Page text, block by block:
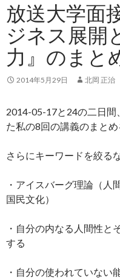
放送大学面
ジネス展開
力』のまと
2014年5月29日 北岡 正治
2014-05-17と24の二日間
た私の8回の講義のまとめ
さらにキーワードを絞る
・アイスバーグ理論（人
国民文化）
・自分の内なる人間性と
する
・自分の使われていない